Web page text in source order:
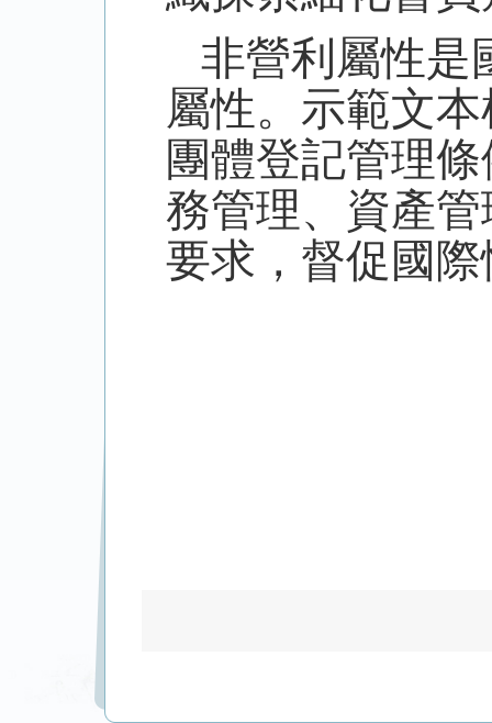
非營利屬性是
屬性。示範文
團體登記管理
務管理、資產
要求，督促國